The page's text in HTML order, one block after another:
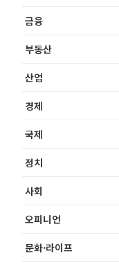
금융
부동산
산업
경제
국제
정치
사회
오피니언
문화·라이프